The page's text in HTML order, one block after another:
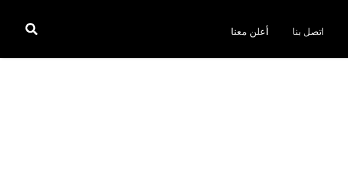
اتصل بنا أعلن معنا